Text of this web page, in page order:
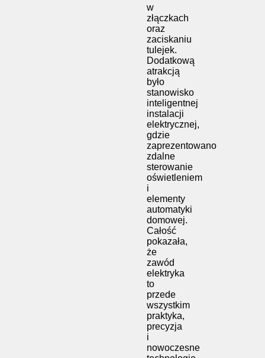
w
złączkach
oraz
zaciskaniu
tulejek.
Dodatkową
atrakcją
było
stanowisko
inteligentnej
instalacji
elektrycznej,
gdzie
zaprezentowano
zdalne
sterowanie
oświetleniem
i
elementy
automatyki
domowej.
Całość
pokazała,
że
zawód
elektryka
to
przede
wszystkim
praktyka,
precyzja
i
nowoczesne